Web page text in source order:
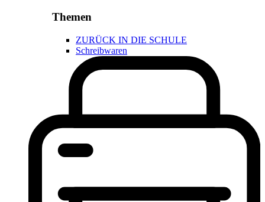
Themen
ZURÜCK IN DIE SCHULE
Schreibwaren